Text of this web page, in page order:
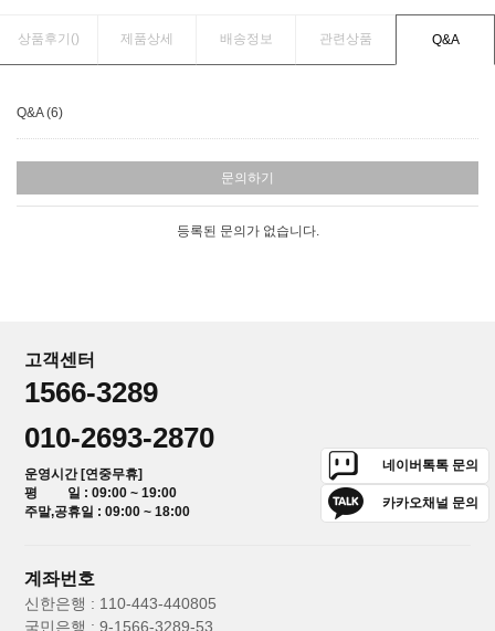
상품후기() 제품상세 배송정보 관련상품 Q&A
Q&A (6)
문의하기
등록된 문의가 없습니다.
고객센터
1566-3289
010-2693-2870
운영시간 [연중무휴]
평 일 : 09:00 ~ 19:00
주말,공휴일 : 09:00 ~ 18:00
네이버톡톡 문의
카카오채널 문의
계좌번호
신한은행 : 110-443-440805
국민은행 : 9-1566-3289-53